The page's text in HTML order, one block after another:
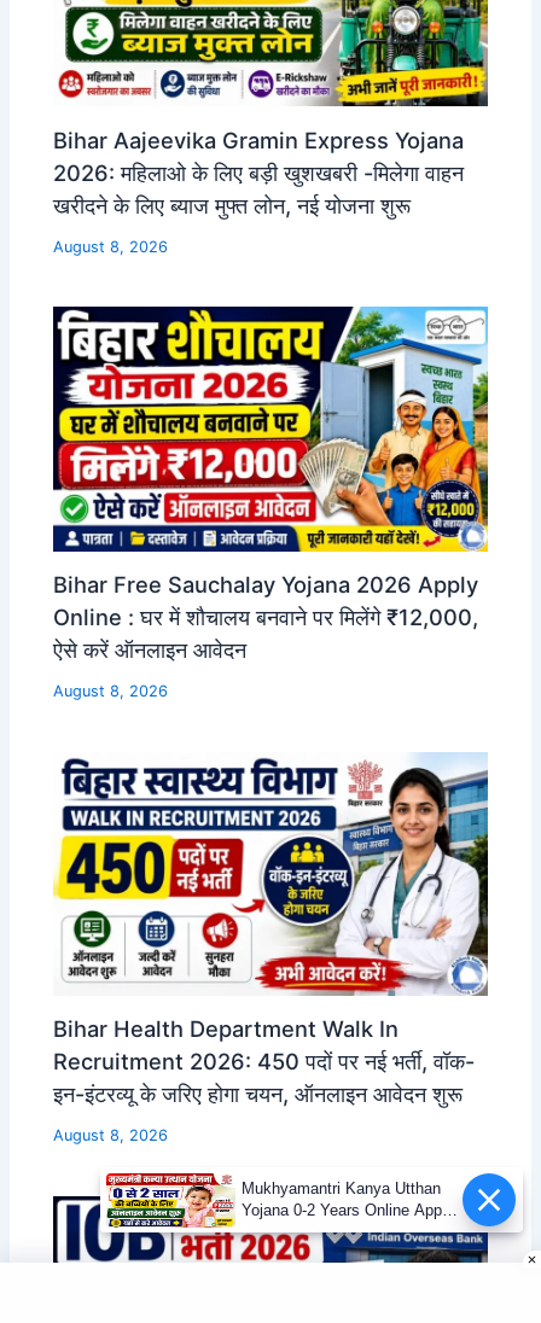
Bihar Aajeevika Gramin Express Yojana
2026: महिलाओ के लिए बड़ी खुशखबरी -मिलेगा वाहन
खरीदने के लिए ब्याज मुफ्त लोन, नई योजना शुरू
August 8, 2026
Bihar Free Sauchalay Yojana 2026 Apply
Online : घर में शौचालय बनवाने पर मिलेंगे ₹12,000,
ऐसे करें ऑनलाइन आवेदन
August 8, 2026
Bihar Health Department Walk In
Recruitment 2026: 450 पदों पर नई भर्ती, वॉक-
इन-इंटरव्यू के जरिए होगा चयन, ऑनलाइन आवेदन शुरू
August 8, 2026
Mukhyamantri Kanya Utthan
Yojana 0-2 Years Online Apply
2026 | मुख्यमंत्री कन्या उत्थान योजना
आवेदन शुरू, ऐसे करें Apply